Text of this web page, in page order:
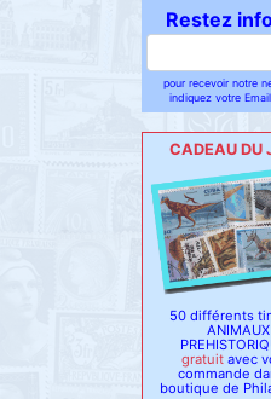
Restez
pour recevoir notre
indiquez votre
CADEAU DU
50 différents
ANIMAUX
gratuit avec
commande
boutique de